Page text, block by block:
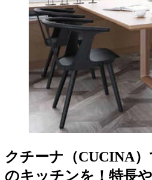
クチーナ（CUCINA
のキッチンを！特長